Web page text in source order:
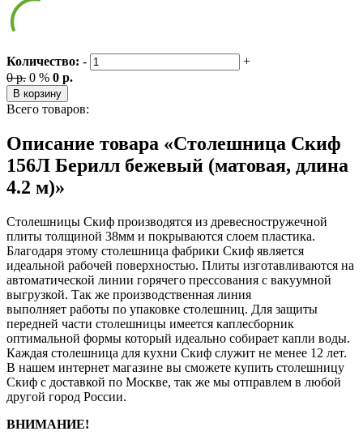
Количество: -
+
0 р. 0 % 0 р.
В корзину
Всего товаров:
Описание товара «Столешница Скиф
156Л Берилл бежевый (матовая, длина
4.2 м)»
Столешницы Скиф производятся из древесностружечной
плиты толщиной 38мм и покрываются слоем пластика.
Благодаря этому столешница фабрики Скиф является
идеальной рабочей поверхностью. Плиты изготавливаются на
автоматической линии горячего прессования с вакуумной
выгрузкой. Так же производственная линия
выполняет работы по упаковке столешниц. Для защиты
передней части столешницы имеется каплесборник
оптимальной формы который идеально собирает капли воды.
Каждая столешница для кухни Скиф служит не менее 12 лет.
В нашем интернет магазине вы сможете купить столешницу
Скиф с доставкой по Москве, так же мы отправлем в любой
другой город России.
ВНИМАНИЕ!